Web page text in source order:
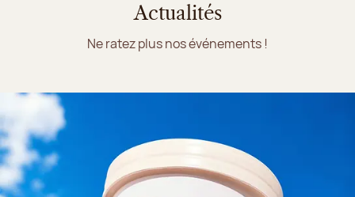
Actualités
Ne ratez plus nos événements !